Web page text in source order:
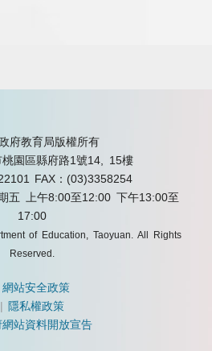
府教育局版權所有
園區縣府路1號14, 15樓
FAX：(03)3358254
五 上午8:00至12:00 下午13:00至
17:00
of Education, Taoyuan. All Rights
Reserved.
網站安全政策
|隱私權政策
網站資料開放宣告